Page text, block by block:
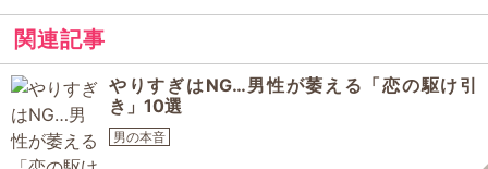
関連記事
やりすぎはNG…男性が萎える「恋の駆け引
き」10選
男の本音